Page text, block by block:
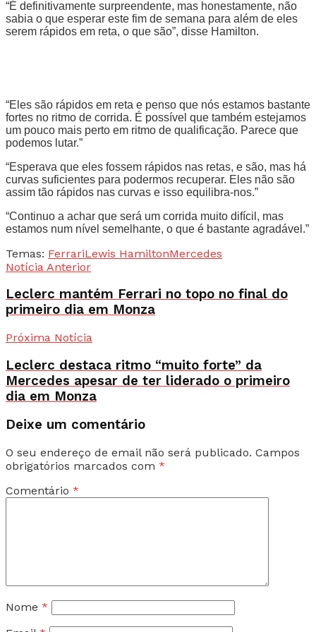
“É definitivamente surpreendente, mas honestamente, não
sabia o que esperar este fim de semana para além de eles
serem rápidos em reta, o que são”, disse Hamilton.
“Eles são rápidos em reta e penso que nós estamos bastante
fortes no ritmo de corrida. É possível que também estejamos
um pouco mais perto em ritmo de qualificação. Parece que
podemos lutar.”
“Esperava que eles fossem rápidos nas retas, e são, mas há
curvas suficientes para podermos recuperar. Eles não são
assim tão rápidos nas curvas e isso equilibra-nos.”
“Continuo a achar que será um corrida muito difícil, mas
estamos num nível semelhante, o que é bastante agradável.”
Temas: FerrariLewis HamiltonMercedes
Notícia Anterior
Leclerc mantém Ferrari no topo no final do
primeiro dia em Monza
Próxima Notícia
Leclerc destaca ritmo “muito forte” da
Mercedes apesar de ter liderado o primeiro
dia em Monza
Deixe um comentário
O seu endereço de email não será publicado. Campos
obrigatórios marcados com *
Comentário *
Nome *